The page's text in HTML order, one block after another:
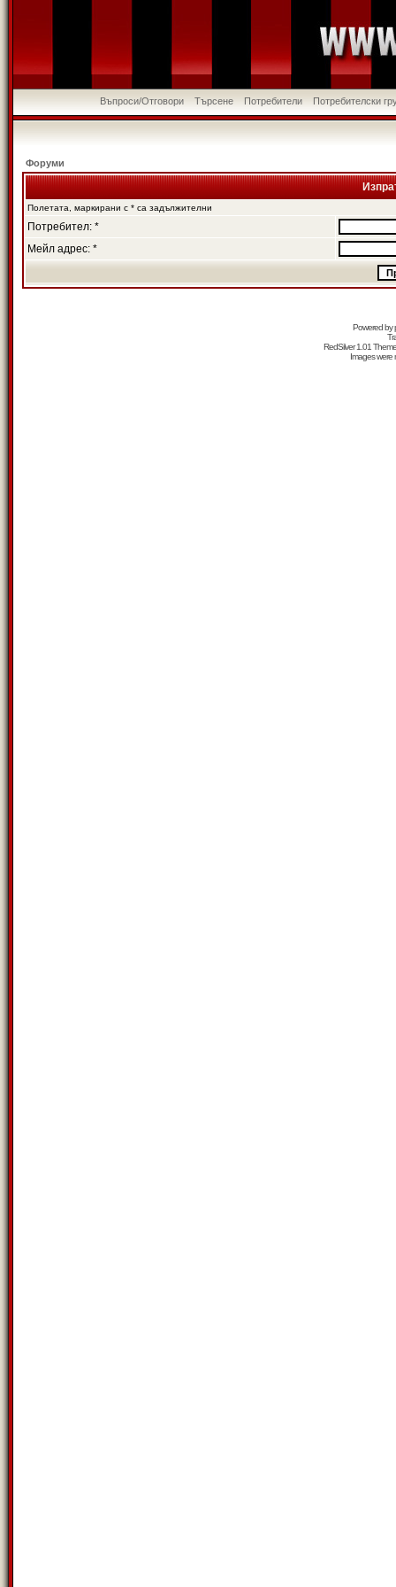
Въпроси/Отговори Търсене Потребители Потребителски
Форуми
Полетата, маркирани с * са задължителни
Потребител: *
Мейл адрес: *
Powered by
RedSilver 1.01
Images were